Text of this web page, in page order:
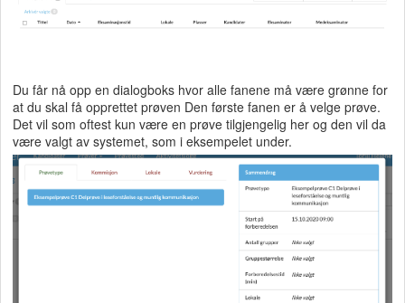
Du får nå opp en dialogboks hvor alle fanene må være grønne for
at du skal få opprettet prøven Den første fanen er å velge prøve.
Det vil som oftest kun være en prøve tilgjengelig her og den vil da
være valgt av systemet, som i eksempelet under.